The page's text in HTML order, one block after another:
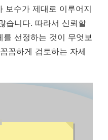
보수가 제대로 이루어지
습니다. 따라서 신뢰할
선정하는 것이 무엇보
꼼하게 검토하는 자세